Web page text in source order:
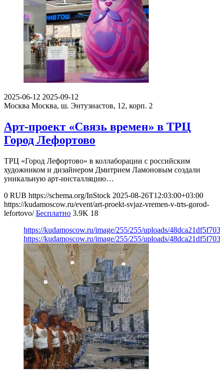
2025-06-12 2025-09-12
Москва Москва, ш. Энтузиастов, 12, корп. 2
Арт-проект «Связь времен» в ТРЦ
Город Лефортово
ТРЦ «Город Лефортово» в коллаборации с российским
художником и дизайнером Дмитрием Ламоновым создали
уникальную арт-инсталляцию…
0 RUB https://schema.org/InStock 2025-08-26T12:03:00+03:00
https://kudamoscow.ru/event/art-proekt-svjaz-vremen-v-trts-gorod-
lefortovo/ Бесплатно 3.9K 18
https://kudamoscow.ru/image/255/255/uploads/
https://kudamoscow.ru/image/255/255/uploads/